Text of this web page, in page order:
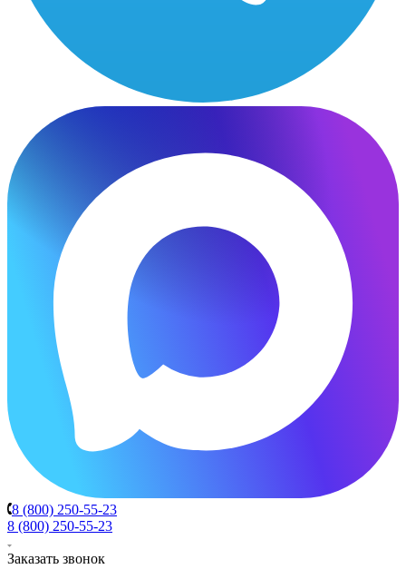
8 (800) 250-55-23
8 (800) 250-55-23
Заказать звонок